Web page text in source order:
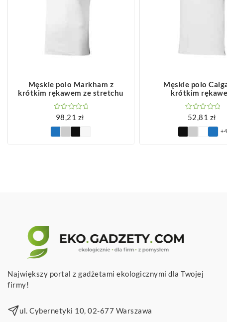
Męskie polo Markham z
krótkim rękawem ze stretchu
98,21 zł
Męskie polo
krótkim
52,81 zł
+4
Największy portal z gadżetami ekologicznymi dla Twojej
firmy!
ul. Cybernetyki 10, 02-677 Warszawa